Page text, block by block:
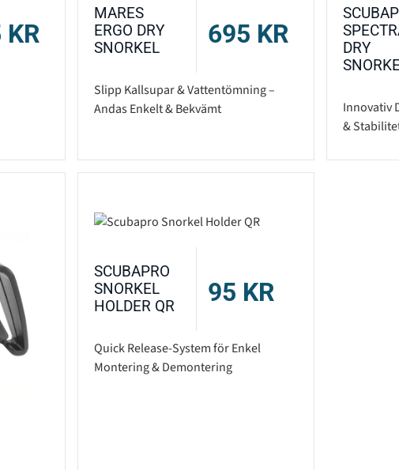
KR
MARES
ERGO DRY
SNORKEL
695 KR
Slipp Kallsupar & Vattentömning –
Andas Enkelt & Bekvämt
DRY
Innovativ
&
SCUBAPRO
SNORKEL
HOLDER QR
95 KR
Quick Release-System för Enkel
Montering & Demontering